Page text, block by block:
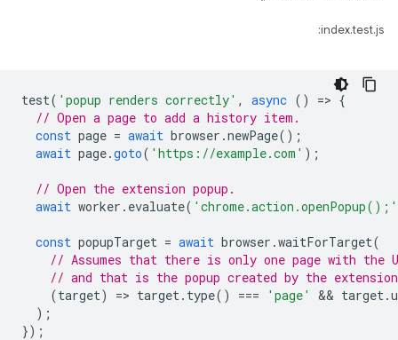
index.test.js:
test( 'popup renders correctly' , async () => {
// Open a page to add a history item.
const page = await browser .newPage();
await page.goto( 'https://example.com' );
// Open the extension popup.
await worker . evaluate( 'chrome.action.openPopup();'
const popupTarget = await browser .waitForTarget(
// Assumes that there is only one page with the
// and that is the popup created by the
(target) => target. type() === 'page' && target.
);
});